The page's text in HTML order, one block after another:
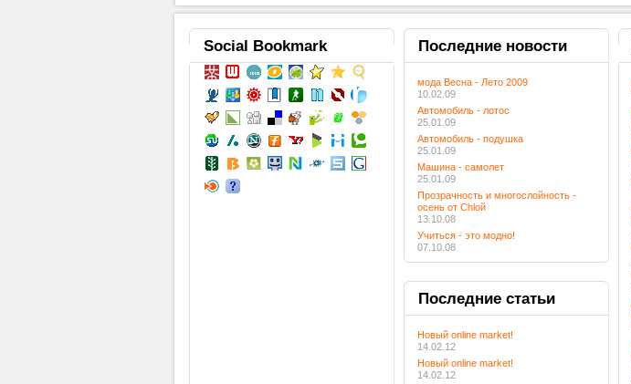
Social Bookmark Последниеновости
мода Весна - Лето 2009
10.02.09
Автомобиль - лотос
25.01.09
Автомобиль - подушка
25.01.09
Машина - самолет
25.01.09
Прозрачность и многослойность -
осень от Chloй
13.10.08
Учиться - это модно!
07.10.08
Последниестатьи
Новый online market!
14.02.12
Новый online market!
14.02.12